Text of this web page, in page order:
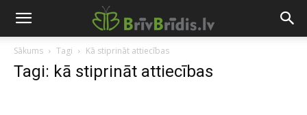
Sākums Tagi Kā stiprināt attiecības
Tagi: kā stiprināt attiecības